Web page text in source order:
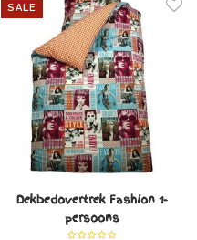
SALE
Dekbedovertrek Fashion 1-
persoons